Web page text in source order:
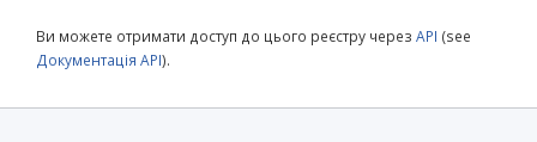
Ви можете отримати доступ до цього реєстру через API (see
Документація API).